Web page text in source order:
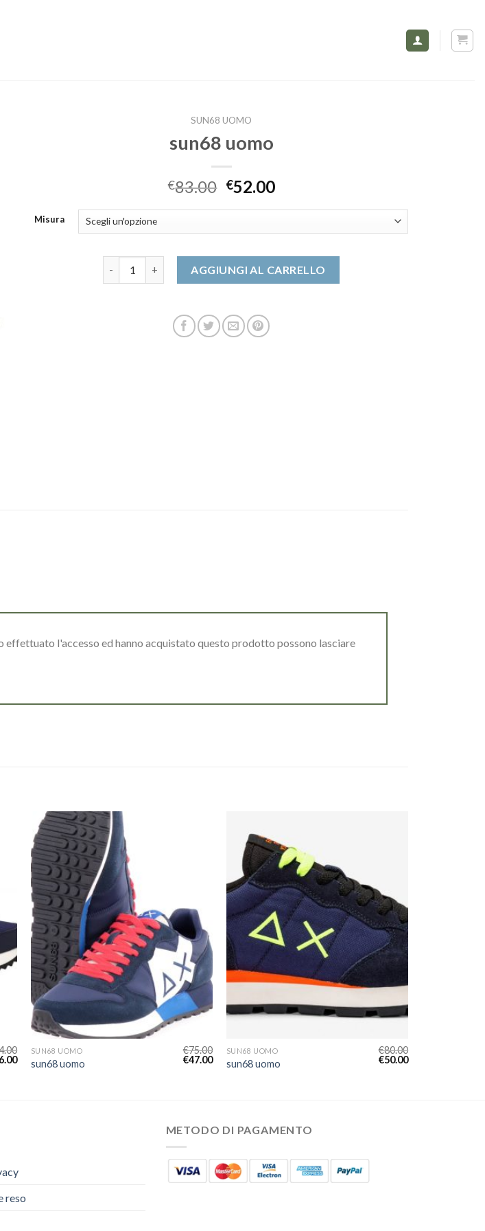
SUN68 UOMO
sun68 uomo
€83.00 €52.00
Misura
AGGIUNGI AL CARRELLO
effettuato l'accesso ed hanno acquistato questo prodotto possono lasciare
SUN68 UOMO
sun68 uomo
€75.00
€47.00
SUN68 UOMO
sun68 uomo
€80.00
€50.00
reso
METODO DI PAGAMENTO